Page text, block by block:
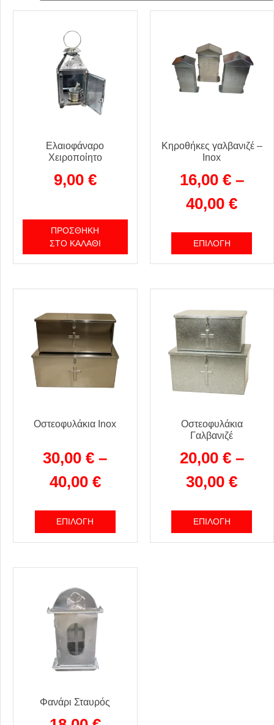
Ελαιοφάναρο
Χειροποίητο
9,00 €
ΠΡΟΣΘΉΚΗ
ΣΤΟ ΚΑΛΆΘΙ
Κηροθήκες γαλβανιζέ –
Inox
16,00 € –
40,00€
ΕΠΙΛΟΓΉ
Οστεοφυλάκια Inox
30,00€ –
40,00 €
ΕΠΙΛΟΓΉ
Οστεοφυλάκια
Γαλβανιζέ
20,00 € –
30,00€
ΕΠΙΛΟΓΉ
Φανάρι Σταυρός